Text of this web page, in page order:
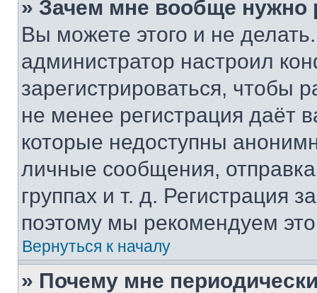
» Зачем мне вообще нужно
Вы можете этого и не
администратор настроил
зарегистрироваться, чтобы
не менее регистрация даёт
которые недоступны
личные сообщения,
группах и т. д. Регистрация
поэтому мы рекомендуем
Вернуться к началу
» Почему мне